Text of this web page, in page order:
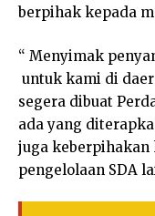
berpihak kepada
“ Menyimak
untuk kami di
segera dibuat
ada yang
juga keberpihakan
pengelolaan SDA